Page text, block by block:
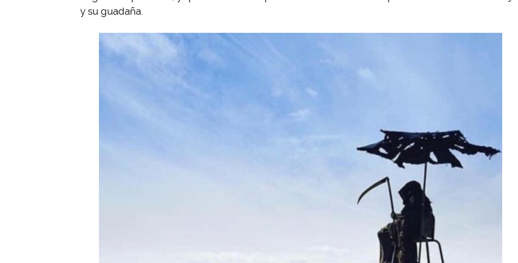
y su guadaña.